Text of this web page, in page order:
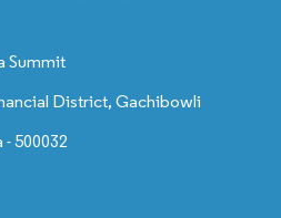
Summit
District, Gachibowli
500032